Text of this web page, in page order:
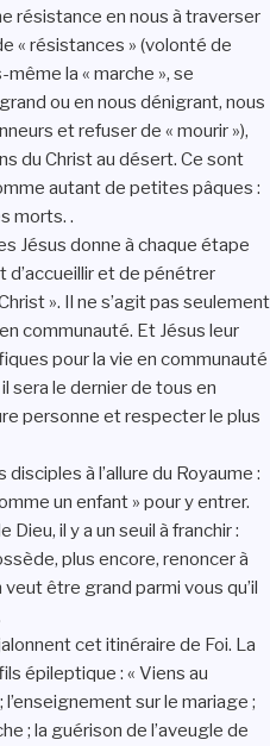
résistance en nous à traverser
« résistances » (volonté de
la « marche », se
ou en nous dénigrant, nous
et refuser de « mourir »),
du Christ au désert. Ce sont
autant de petites pâques :
morts. .
Jésus donne à chaque étape
d’accueillir et de pénétrer
». Il ne s’agit pas seulement
communauté. Et Jésus leur
pour la vie en communauté
sera le dernier de tous en
personne et respecter le plus
à l’allure du Royaume :
un enfant » pour y entrer.
il y a un seuil à franchir :
plus encore, renoncer à
être grand parmi vous qu’il
cet itinéraire de Foi. La
épileptique : « Viens au
sur le mariage ;
; la guérison de l’aveugle de